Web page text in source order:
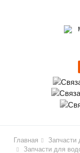
Главная
Запчасти
Запчасти для